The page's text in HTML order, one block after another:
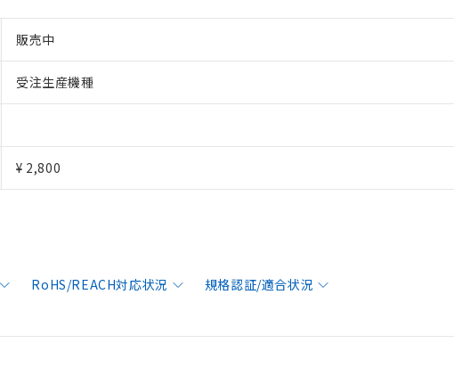
販売中
受注生産機種
¥ 2,800
RoHS/REACH対応状況 規格認証/適合状況